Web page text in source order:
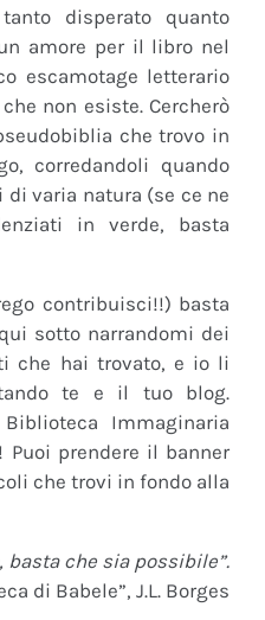
disperato quanto
amore per il libro nel
escamotage letterario
non esiste. Cercherò
che trovo in
corredandoli quando
varia natura (se ce ne
in verde, basta
contribuisci!!) basta
sotto narrandomi dei
che hai trovato, e io li
te e il tuo blog.
Immaginaria
prendere il banner
che trovi in fondo alla
basta che sia possibile”.
di Babele”, J.L. Borges